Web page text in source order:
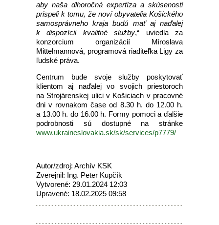
aby naša dlhoročná expertíza a skúsenosti
prispeli k tomu, že noví obyvatelia Košického
samosprávneho kraja budú mať aj naďalej
k dispozícii kvalitné služby,“ uviedla za
konzorcium organizácií Miroslava
Mittelmannová, programová riaditeľka Ligy za
ľudské práva.
Centrum bude svoje služby poskytovať
klientom aj naďalej vo svojich priestoroch
na Strojárenskej ulici v Košiciach v pracovné
dni v rovnakom čase od 8.30 h. do 12.00 h.
a 13.00 h. do 16.00 h. Formy pomoci a ďalšie
podrobnosti sú dostupné na stránke
www.ukraineslovakia.sk/sk/services/p7779/
Autor/zdroj: Archív KSK
Zverejnil: Ing. Peter Kupčík
Vytvorené: 29.01.2024 12:03
Upravené: 18.02.2025 09:58